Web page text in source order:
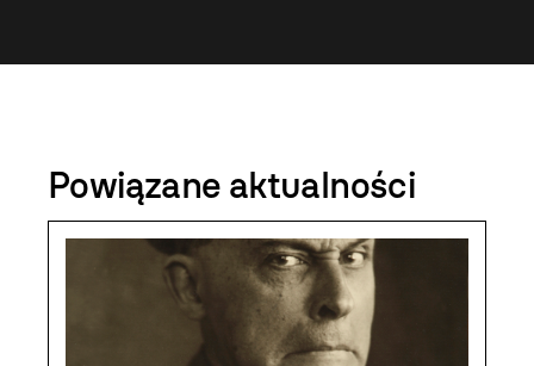
Powiązane aktualności